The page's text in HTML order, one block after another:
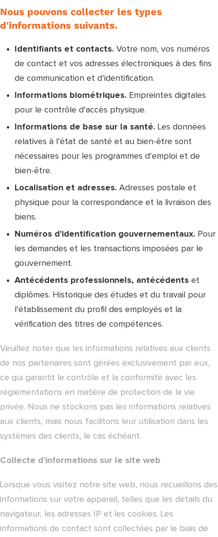
Nous pouvons collecter les types
d'informations suivants.
Identifiants et contacts. Votre nom, vos numéros
de contact et vos adresses électroniques à des fins
de communication et d'identification.
Informations biométriques. Empreintes digitales
pour le contrôle d'accès physique.
Informations de base sur la santé. Les données
relatives à l'état de santé et au bien-être sont
nécessaires pour les programmes d'emploi et de
bien-être.
Localisation et adresses. Adresses postale et
physique pour la correspondance et la livraison des
biens.
Numéros d'identification gouvernementaux. Pour
les demandes et les transactions imposées par le
gouvernement.
Antécédents professionnels, antécédents et
diplômes. Historique des études et du travail pour
l'établissement du profil des employés et la
vérification des titres de compétences.
Veuillez noter que les informations relatives aux clients
de nos partenaires sont gérées exclusivement par eux,
ce qui garantit le contrôle et la conformité avec les
réglementations en matière de protection de la vie
privée. Nous ne stockons pas les informations relatives
aux clients, mais nous facilitons leur utilisation dans les
systèmes des clients, le cas échéant.
Collecte d'informations sur le site web
Lorsque vous visitez notre site web, nous recueillons des
informations sur votre appareil, telles que les détails du
navigateur, les adresses IP et les cookies. Les
informations de contact sont collectées par le biais de